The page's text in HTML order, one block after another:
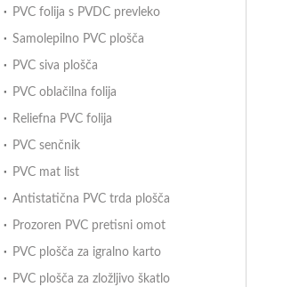
PVC folija s PVDC prevleko
Samolepilno PVC plošča
PVC siva plošča
PVC oblačilna folija
Reliefna PVC folija
PVC senčnik
PVC mat list
Antistatična PVC trda plošča
Prozoren PVC pretisni omot
PVC plošča za igralno karto
PVC plošča za zložljivo škatlo